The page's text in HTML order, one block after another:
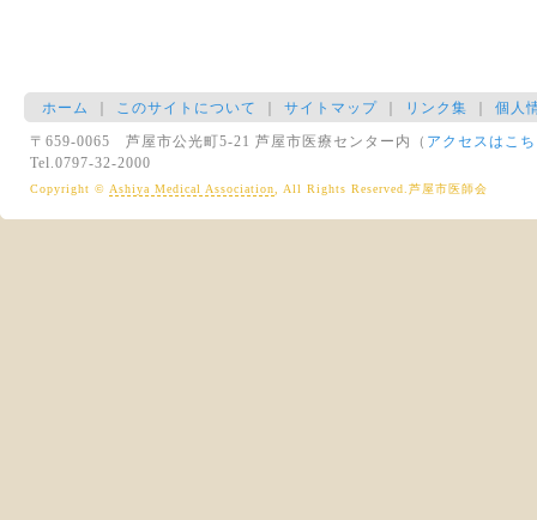
ホーム このサイトについて サイトマップ リンク集
個人
〒659-0065 芦屋市公光町5-21 芦屋市医療センター内（ アクセスはこ
Tel.0797-32-2000
Copyright © Ashiya Medical Association , All Rights Reserved.芦屋市医師会